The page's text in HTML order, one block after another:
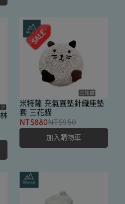
米特薩 充氣圓墊針織座墊
套 三花貓
NT$880NT$950
加入購物車